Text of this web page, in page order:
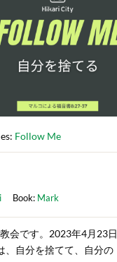
Follow Me
Book: Mark
会です。2023年4月23日
、自分を捨てて、自分の